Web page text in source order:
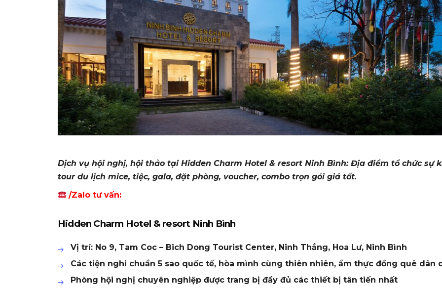
Dịch vụ hội nghị, hội thảo tại Hidden Charm Hotel & resort Ninh Bình: Địa điểm tổ chức sự
tour du lịch mice, tiệc, gala, đặt phòng, voucher, combo trọn gói giá tốt.
/Zalo tư vấn:
Hidden Charm Hotel & resort Ninh Bình
Vị trí: No 9, Tam Coc – Bich Dong Tourist Center, Ninh Thắng, Hoa Lư, Ninh Bình
Các tiện nghi chuẩn 5 sao quốc tế, hòa mình cùng thiên nhiên, ẩm thực đồng quê dân
Phòng hội nghị chuyên nghiệp được trang bị đầy đủ các thiết bị tân tiến nhất